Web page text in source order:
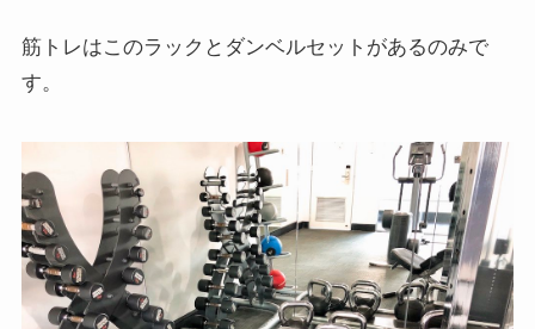
筋トレはこのラックとダンベルセットがあるのみで
す。